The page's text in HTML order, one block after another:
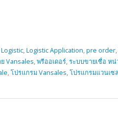
Logistic,Logistic Application,pre order,
Vansales,พรีออเดอร์,ระบบขายเชื่อ หน่
,โปรแกรม Vansales,โปรแกรมแวนเซ